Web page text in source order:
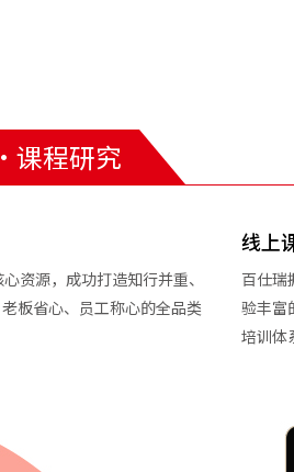
课程研究
资源，成功打造知行并重、
板省心、员工称心的全品类
线上
百仕瑞
验丰富
培训体